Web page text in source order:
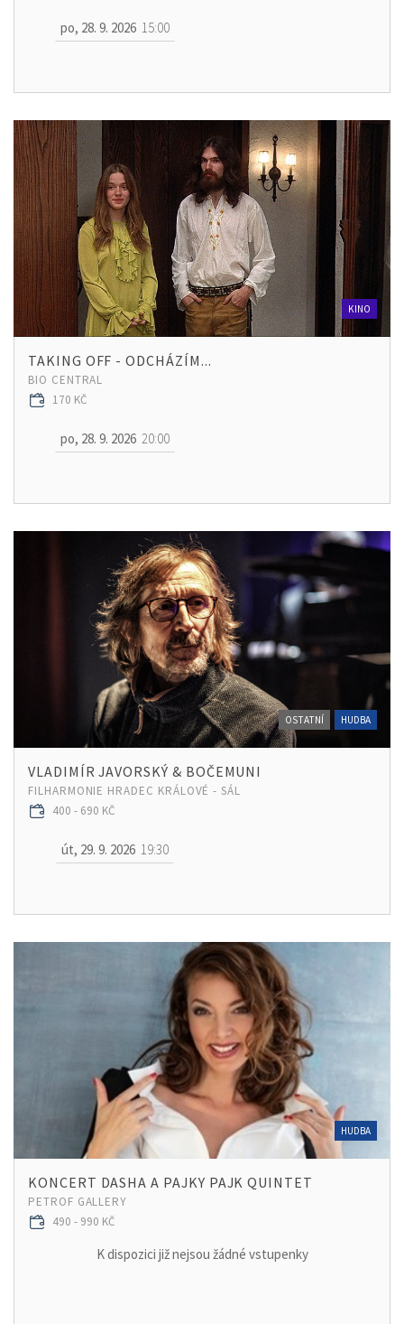
po, 28. 9. 2026 15:00
KINO
TAKING OFF - ODCHÁZÍM...
BIO CENTRAL
170 KČ
po, 28. 9. 2026 20:00
OSTATNÍ HUDBA
VLADIMÍR JAVORSKÝ & BOČEMUNI
FILHARMONIE HRADEC KRÁLOVÉ - SÁL
400 - 690 KČ
út, 29. 9. 2026 19:30
HUDBA
KONCERT DASHA A PAJKY PAJK QUINTET
PETROF GALLERY
490 - 990 KČ
K dispozici již nejsou žádné vstupenky